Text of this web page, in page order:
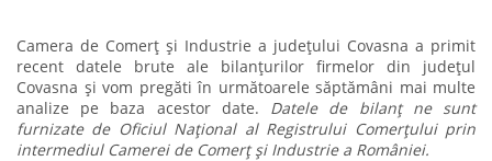
Camera de Comerț și Industrie a județului Covasna a primit
recent datele brute ale bilanțurilor firmelor din județul
Covasna și vom pregăti în următoarele săptămâni mai multe
analize pe baza acestor date. Datele de bilanț ne sunt
furnizate de Oficiul Național al Registrului Comerțului prin
intermediul Camerei de Comerț și Industrie a României.